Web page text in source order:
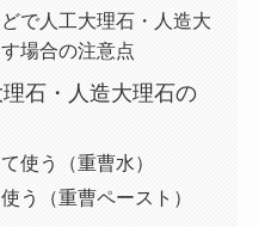
で人工大理石・人造大
場合の注意点
石・人造大理石の
使う（重曹水）
う（重曹ペースト）